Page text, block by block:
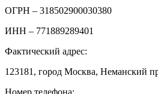
ОГРН – 318502900030380
ИНН – 771889289401
Фактический адрес:
123181, город Москва, Неманский
Номер телефона: